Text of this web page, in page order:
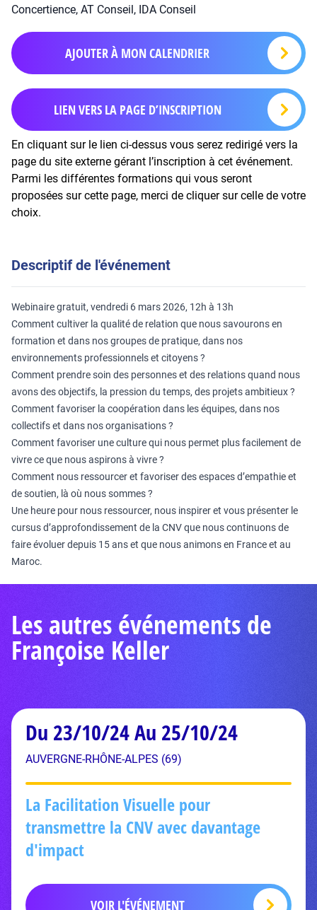
Concertience, AT Conseil, IDA Conseil
AJOUTER À MON CALENDRIER
LIEN VERS LA PAGE D’INSCRIPTION
En cliquant sur le lien ci-dessus vous serez redirigé vers la
page du site externe gérant l’inscription à cet événement.
Parmi les différentes formations qui vous seront
proposées sur cette page, merci de cliquer sur celle de votre
choix.
Descriptif de l'événement
Webinaire gratuit, vendredi 6 mars 2026, 12h à 13h
Comment cultiver la qualité de relation que nous savourons en
formation et dans nos groupes de pratique, dans nos
environnements professionnels et citoyens ?
Comment prendre soin des personnes et des relations quand nous
avons des objectifs, la pression du temps, des projets ambitieux ?
Comment favoriser la coopération dans les équipes, dans nos
collectifs et dans nos organisations ?
Comment favoriser une culture qui nous permet plus facilement de
vivre ce que nous aspirons à vivre ?
Comment nous ressourcer et favoriser des espaces d’empathie et
de soutien, là où nous sommes ?
Une heure pour nous ressourcer, nous inspirer et vous présenter le
cursus d’approfondissement de la CNV que nous continuons de
faire évoluer depuis 15 ans et que nous animons en France et au
Maroc.
Les autres événements de
Françoise Keller
Du 23/10/24 Au 25/10/24
AUVERGNE-RHÔNE-ALPES (69)
La Facilitation Visuelle pour
transmettre la CNV avec davantage
d'impact
VOIR L'ÉVÉNEMENT